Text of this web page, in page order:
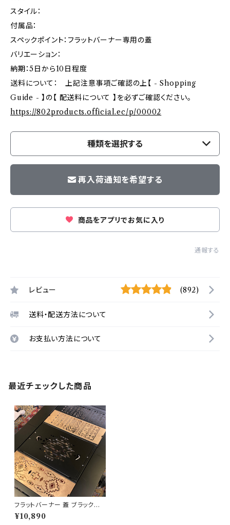
スタイル：
付属品：
スペックポイント：フラットバーナー専用の蓋
バリエーション：
納期：5日から10日程度
送料について： 上記注意事項ご確認の上【 - Shopping
Guide - 】の【 配送料について 】を必ずご確認ください。
https://802products.official.ec/p/00002
種類を選択する
再入荷通知を希望する
商品をアプリでお気に入り
通報する
レビュー (892)
送料・配送方法について
お支払い方法について
最近チェックした商品
フラットバーナー 蓋 ブラックア
イアン【 ネイティブ 】フラットバ
ーナーリッド カバー フタ Snow
¥10,890